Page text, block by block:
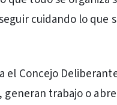
cuidando lo que
el Concejo
trabajo o